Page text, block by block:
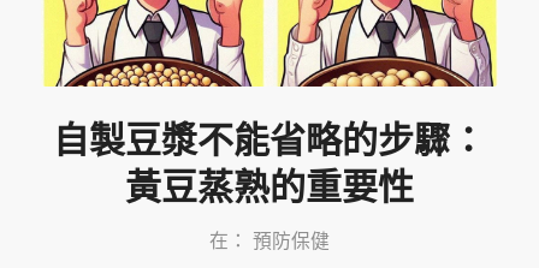
自製豆漿不能省略的步驟：
黃豆蒸熟的重要性
在： 預防保健